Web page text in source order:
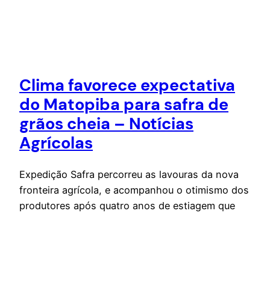
Clima favorece expectativa
do Matopiba para safra de
grãos cheia – Notícias
Agrícolas
Expedição Safra percorreu as lavouras da nova
fronteira agrícola, e acompanhou o otimismo dos
produtores após quatro anos de estiagem que